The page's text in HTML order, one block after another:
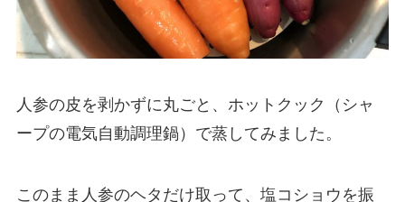
人参の皮を剥かずに丸ごと、ホットクック（シャ
ープの電気自動調理鍋）で蒸してみました。
このまま人参のヘタだけ取って、塩コショウを振